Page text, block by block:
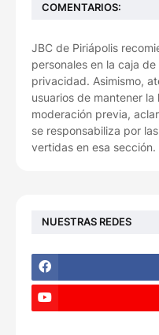
COMENTARIOS:
JBC de Piriápolis
personales en la caja
privacidad. Asimismo,
usuarios de mantener
moderación previa,
se responsabiliza por
vertidas en esa sección.
NUESTRAS REDES